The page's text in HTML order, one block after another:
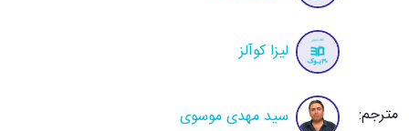
لیزا کوآلز
مترجم: سید مهدی موسوی